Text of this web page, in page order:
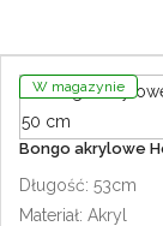
W magazynie
Długość: 53cm
Materiał: Akryl